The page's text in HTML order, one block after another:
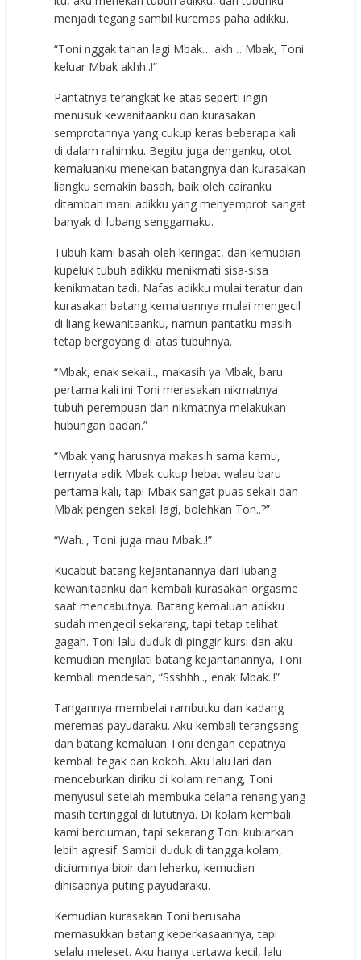
menjadi tegang sambil kuremas paha adikku.
“Toni nggak tahan lagi Mbak… akh… Mbak, Toni
keluar Mbak akhh..!”
Pantatnya terangkat ke atas seperti ingin
menusuk kewanitaanku dan kurasakan
semprotannya yang cukup keras beberapa kali
di dalam rahimku. Begitu juga denganku, otot
kemaluanku menekan batangnya dan kurasakan
liangku semakin basah, baik oleh cairanku
ditambah mani adikku yang menyemprot sangat
banyak di lubang senggamaku.
Tubuh kami basah oleh keringat, dan kemudian
kupeluk tubuh adikku menikmati sisa-sisa
kenikmatan tadi. Nafas adikku mulai teratur dan
kurasakan batang kemaluannya mulai mengecil
di liang kewanitaanku, namun pantatku masih
tetap bergoyang di atas tubuhnya.
“Mbak, enak sekali.., makasih ya Mbak, baru
pertama kali ini Toni merasakan nikmatnya
tubuh perempuan dan nikmatnya melakukan
hubungan badan.”
“Mbak yang harusnya makasih sama kamu,
ternyata adik Mbak cukup hebat walau baru
pertama kali, tapi Mbak sangat puas sekali dan
Mbak pengen sekali lagi, bolehkan Ton..?”
“Wah.., Toni juga mau Mbak..!”
Kucabut batang kejantanannya dari lubang
kewanitaanku dan kembali kurasakan orgasme
saat mencabutnya. Batang kemaluan adikku
sudah mengecil sekarang, tapi tetap telihat
gagah. Toni lalu duduk di pinggir kursi dan aku
kemudian menjilati batang kejantanannya, Toni
kembali mendesah, “Ssshhh.., enak Mbak..!”
Tangannya membelai rambutku dan kadang
meremas payudaraku. Aku kembali terangsang
dan batang kemaluan Toni dengan cepatnya
kembali tegak dan kokoh. Aku lalu lari dan
menceburkan diriku di kolam renang, Toni
menyusul setelah membuka celana renang yang
masih tertinggal di lututnya. Di kolam kembali
kami berciuman, tapi sekarang Toni kubiarkan
lebih agresif. Sambil duduk di tangga kolam,
diciuminya bibir dan leherku, kemudian
dihisapnya puting payudaraku.
Kemudian kurasakan Toni berusaha
memasukkan batang keperkasaannya, tapi
selalu meleset. Aku hanya tertawa kecil, lalu